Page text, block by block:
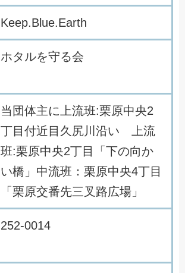
Keep.Blue.Earth
ホタルを守る会
当団体主に上流班:栗原中央2
丁目付近目久尻川沿い 上流
班:栗原中央2丁目「下の向か
い橋」中流班：栗原中央4丁目
「栗原交番先三叉路広場」
252-0014